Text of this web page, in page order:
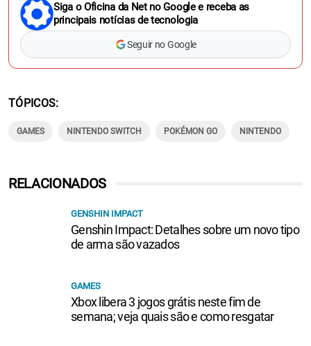
Siga o Oficina da Net no Google e receba as
principais notícias de tecnologia
Seguir no Google
TÓPICOS
GAMES NINTENDO SWITCH POKÉMON GO NINTENDO
RELACIONADOS
GENSHIN IMPACT
Genshin Impact: Detalhes sobre um novo tipo
de arma são vazados
GAMES
Xbox libera 3 jogos grátis neste fim de
semana; veja quais são e como resgatar